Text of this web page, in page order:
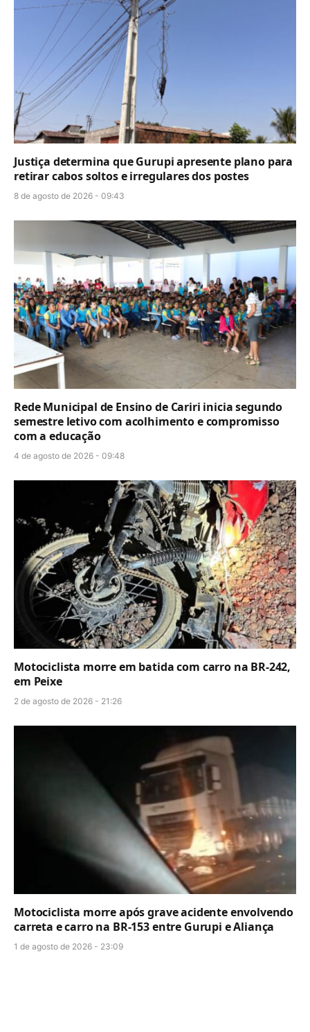
Justiça determina que Gurupi apresente plano para
retirar cabos soltos e irregulares dos postes
8 de agosto de 2026 - 09:43
Rede Municipal de Ensino de Cariri inicia segundo
semestre letivo com acolhimento e compromisso
com a educação
4 de agosto de 2026 - 09:48
Motociclista morre em batida com carro na BR-242,
em Peixe
2 de agosto de 2026 - 21:26
Motociclista morre após grave acidente envolvendo
carreta e carro na BR-153 entre Gurupi e Aliança
1 de agosto de 2026 - 23:09